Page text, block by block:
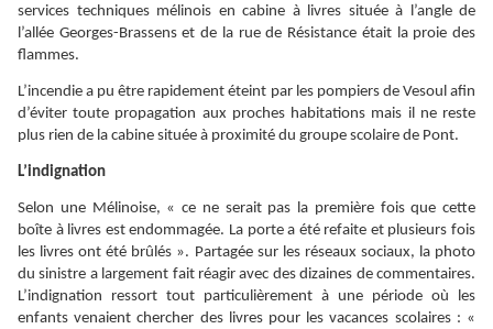
services techniques mélinois en cabine à livres située à l’angle de
l’allée Georges-Brassens et de la rue de Résistance était la proie des
flammes.
L’incendie a pu être rapidement éteint par les pompiers de Vesoul afin
d’éviter toute propagation aux proches habitations mais il ne reste
plus rien de la cabine située à proximité du groupe scolaire de Pont.
L’indignation
Selon une Mélinoise, « ce ne serait pas la première fois que cette
boîte à livres est endommagée. La porte a été refaite et plusieurs fois
les livres ont été brûlés ». Partagée sur les réseaux sociaux, la photo
du sinistre a largement fait réagir avec des dizaines de commentaires.
L’indignation ressort tout particulièrement à une période où les
enfants venaient chercher des livres pour les vacances scolaires : «